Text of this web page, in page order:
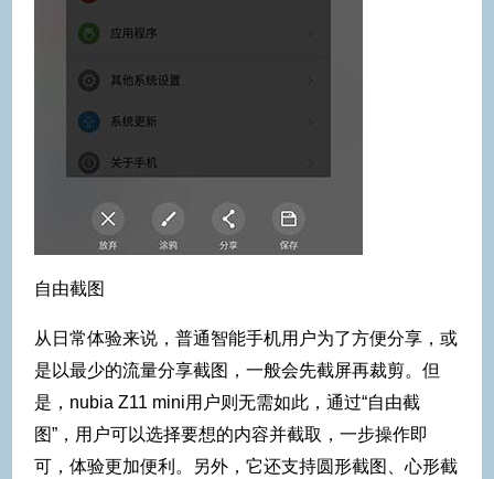
自由截图
从日常体验来说，普通智能手机用户为了方便分享，或
是以最少的流量分享截图，一般会先截屏再裁剪。但
是，nubia Z11 mini用户则无需如此，通过“自由截
图”，用户可以选择要想的内容并截取，一步操作即
可，体验更加便利。另外，它还支持圆形截图、心形截